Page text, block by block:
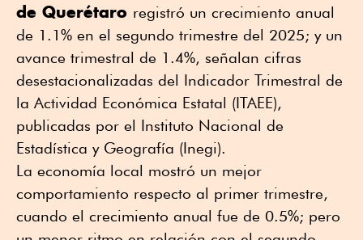
de Querétaro registró un crecimiento anual
de 1.1% en el segundo trimestre del 2025; y un
avance trimestral de 1.4%, señalan cifras
desestacionalizadas del Indicador Trimestral de
la Actividad Económica Estatal (ITAEE),
publicadas por el Instituto Nacional de
Estadística y Geografía (Inegi).
La economía local mostró un mejor
comportamiento respecto al primer trimestre,
cuando el crecimiento anual fue de 0.5%; pero